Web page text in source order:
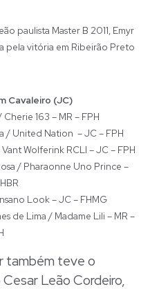
paulista Master B 2011, Emyr
pela vitória em Ribeirão Preto
Cavaleiro (JC)
163 – MR – FPH
/ United Nation – JC – FPH
Wolferink RCLI – JC – FPH
/ Pharaonne Uno Prince –
Look – JC – FHMG
de Lima / Madame Lili – MR –
também teve o
Leão Cordeiro,